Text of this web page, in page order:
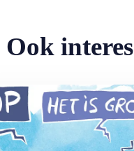
Ook
over MAX Ombudsman: